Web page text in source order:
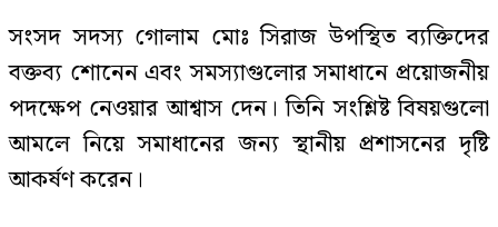
সংসদ সদস্য গোলাম মোঃ সিরাজ উপস্থিত ব্যক্তিদের
বক্তব্য শোনেন এবং সমস্যাগুলোর সমাধানে প্রয়োজনীয়
পদক্ষেপ নেওয়ার আশ্বাস দেন। তিনি সংশ্লিষ্ট বিষয়গুলো
আমলে নিয়ে সমাধানের জন্য স্থানীয় প্রশাসনের দৃষ্টি
আকর্ষণ করেন।